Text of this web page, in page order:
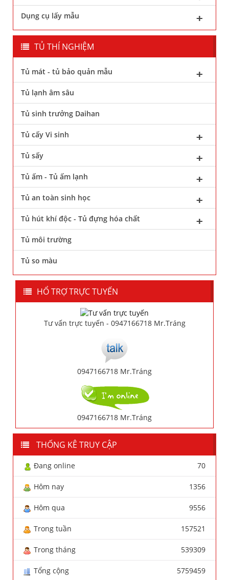
Dụng cụ lấy mẫu
TỦ THÍ NGHIỆM
Tủ mát - tủ bảo quản mẫu
Tủ lạnh âm sâu
Tủ sinh trưởng Daihan
Tủ cấy Vi sinh
Tủ sấy
Tủ ấm - Tủ ấm lạnh
Tủ an toàn sinh học
Tủ hút khí độc - Tủ đựng hóa chất
Tủ môi trường
Tủ so màu
HỔ TRỢ TRỰC TUYẾN
Tư vấn trực tuyến - 0947166718 Mr.Tráng
0947166718 Mr.Tráng
0947166718 Mr.Tráng
THỐNG KÊ TRUY CẬP
Đang online 70
Hôm nay 1356
Hôm qua 9556
Trong tuần 157521
Trong tháng 539309
Tổng cộng 5759459